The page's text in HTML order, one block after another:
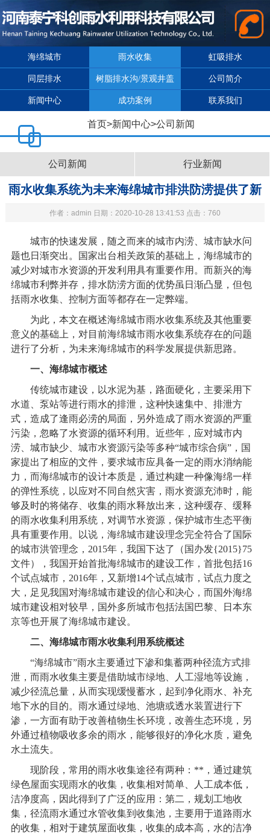
海绵城市 雨水收集 虹吸排水
同层排水 树脂排水沟/景观井盖 公司简介
新闻中心 成功案例 联系我们
首页>新闻中心>公司新闻
公司新闻 行业新闻
雨水收集系统为未来海绵城市排洪防涝提供了新
思路
作者：admin 日期：2020-10-28 13:41:53 点击：760
城市的快速发展，随之而来的城市内涝、城市缺水问
题也日渐突出。国家出台相关政策的基础上，海绵城市的
减少对城市水资源的开发利用具有重要作用。而新兴的海
绵城市利弊并存，排水防涝方面的优势虽日渐凸显，但包
括雨水收集、控制方面等都存在一定弊端。
为此，本文在概述海绵城市雨水收集系统及其他重要
意义的基础上，对目前海绵城市雨水收集系统存在的问题
进行了分析，为未来海绵城市的科学发展提供新思路。
一、海绵城市概述
传统城市建设，以水泥为基，路面硬化，主要采用下
水道、泵站等进行雨水的排泄，这种快速集中、排泄方
式，造成了逢雨必涝的局面，另外造成了雨水资源的严重
污染，忽略了水资源的循环利用。近些年，应对城市内
涝、城市缺少、城市水资源污染等多种“城市综合病”，国
家提出了相应的文件，要求城市应具备一定的雨水消纳能
力，而海绵城市的设计本质是，通过构建一种像海绵一样
的弹性系统，以应对不同自然灾害，雨水资源充沛时，能
够及时的将储存、收集的雨水释放出来，这种缓存、缓释
的雨水收集利用系统，对调节水资源，保护城市生态平衡
具有重要作用。以说，海绵城市建设理念完全符合了国际
的城市洪管理念，2015年，我国下达了（国办发{2015}75
文件），我国开始首批海绵城市的建设工作，首批包括16
个试点城市，2016年，又新增14个试点城市，试点力度之
大，足见我国对海绵城市建设的信心和决心，而国外海绵
城市建设相对较早，国外多所城市包括法国巴黎、日本东
京等也开展了海绵城市建设。
二、海绵城市雨水收集利用系统概述
“海绵城市”雨水主要通过下渗和集蓄两种径流方式排
泄，而雨水收集主要是借助城市绿地、人工湿地等设施，
减少径流总量，从而实现缓慢蓄水，起到净化雨水、补充
地下水的目的。雨水通过绿地、池塘或透水装置进行下
渗，一方面有助于改善植物生长环境，改善生态环境，另
外通过植物吸收多余的雨水，能够很好的净化水质，避免
水土流失。
现阶段，常用的雨水收集途径有两种：**，通过建筑
绿色屋面实现雨水的收集，收集相对简单、人工成本低，
洁净度高，因此得到了广泛的应用：第二，规划工地收
集，径流雨水通过水管收集到收集池，主要用于道路雨水
的收集，相对于建筑屋面收集，收集的成本高，水的洁净